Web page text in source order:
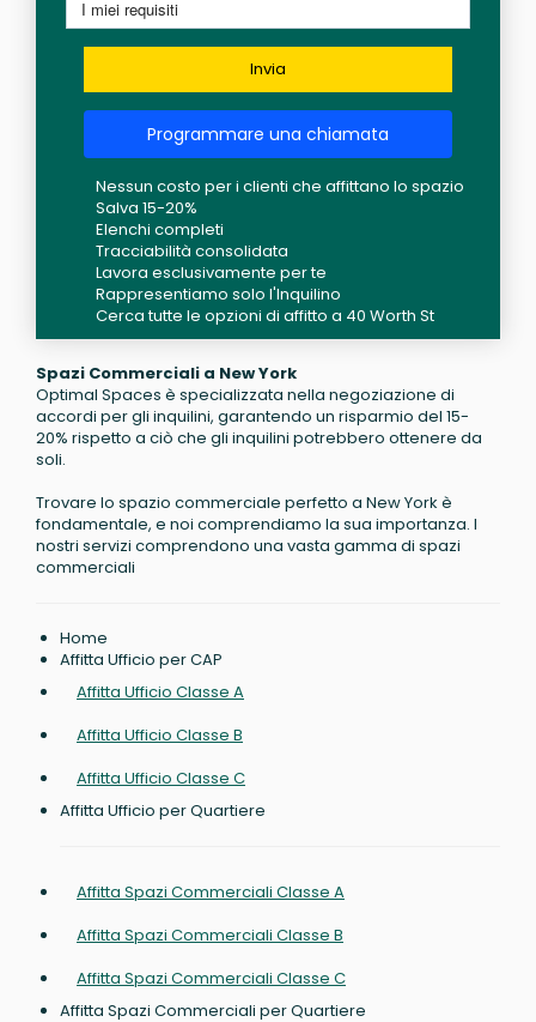
Invia
Programmare una chiamata
Nessun costo per i clienti che affittano lo spazio
Salva 15-20%
Elenchi completi
Tracciabilità consolidata
Lavora esclusivamente per te
Rappresentiamo solo l'Inquilino
Cerca tutte le opzioni di affitto a 40 Worth St
Spazi Commerciali a New York
Optimal Spaces è specializzata nella negoziazione di
accordi per gli inquilini, garantendo un risparmio del 15-
20% rispetto a ciò che gli inquilini potrebbero ottenere da
soli.
Trovare lo spazio commerciale perfetto a New York è
fondamentale, e noi comprendiamo la sua importanza. I
nostri servizi comprendono una vasta gamma di spazi
commerciali
Home
Affitta Ufficio per CAP
Affitta Ufficio Classe A
Affitta Ufficio Classe B
Affitta Ufficio Classe C
Affitta Ufficio per Quartiere
Affitta Spazi Commerciali Classe A
Affitta Spazi Commerciali Classe B
Affitta Spazi Commerciali Classe C
Affitta Spazi Commerciali per Quartiere